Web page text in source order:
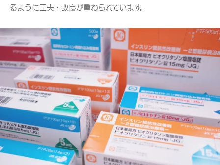
るように工夫・改良が重ねられています。